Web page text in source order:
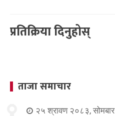
प्रतिक्रिया दिनुहोस्
ताजा समाचार
२५ श्रावण २०८३, सोमबार